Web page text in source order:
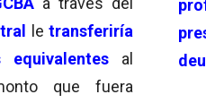
letransferiría
equivalentes
al
que fuera